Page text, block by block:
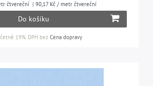
čtvereční | 90,17 Kč / metr čtvereční
Do košíku
19% DPHbez Cena dopravy